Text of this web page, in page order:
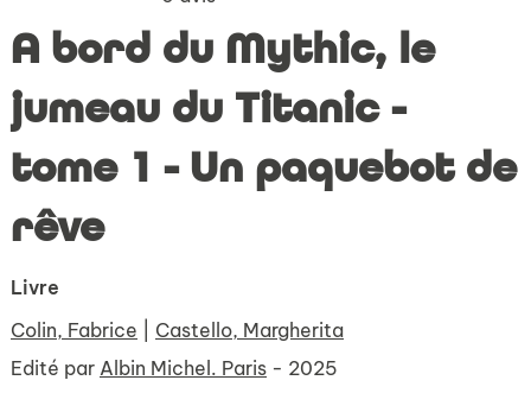
A bord du Mythic, le
jumeau du Titanic -
tome 1 - Un paquebot de
rêve
Livre
Colin, Fabrice
Castello, Margherita
Edité par Albin Michel. Paris - 2025